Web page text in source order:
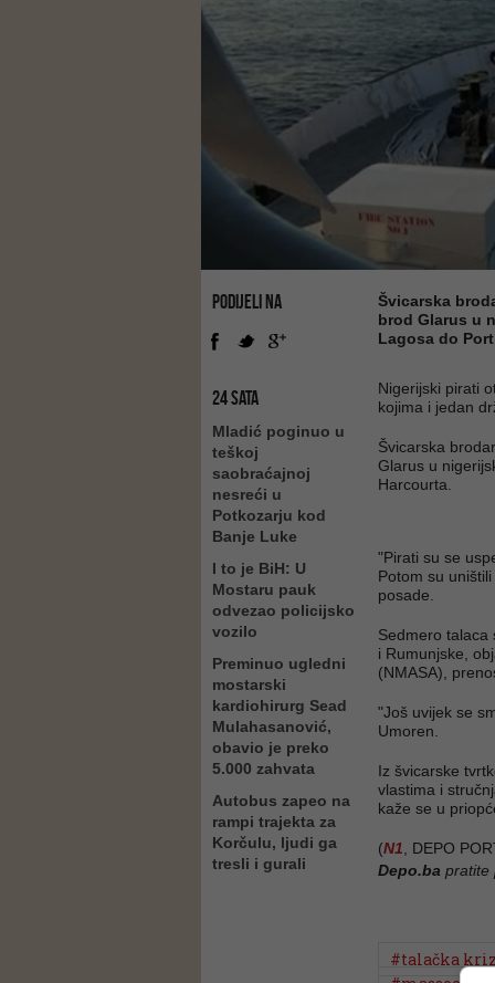
PODIJELI NA
24 SATA
Mladić poginuo u
teškoj
saobraćajnoj
nesreći u
Potkozarju kod
Banje Luke
I to je BiH: U
Mostaru pauk
odvezao policijsko
vozilo
Preminuo ugledni
mostarski
kardiohirurg Sead
Mulahasanović,
obavio je preko
5.000 zahvata
Autobus zapeo na
rampi trajekta za
Korčulu, ljudi ga
tresli i gurali
Švicarska
brod Glarus u
Lagosa do
Nigerijski pirati
kojima i jedan
Švicarska
Glarus u
Harcourta.
"Pirati su se
Potom su
posade.
Sedmero talaca
i Rumunjske,
(NMASA),
"Još uvijek se
Umoren.
Iz švicarske
vlastima i
kaže se u
(N1 , DEPO
Depo.ba pratite
#talačka